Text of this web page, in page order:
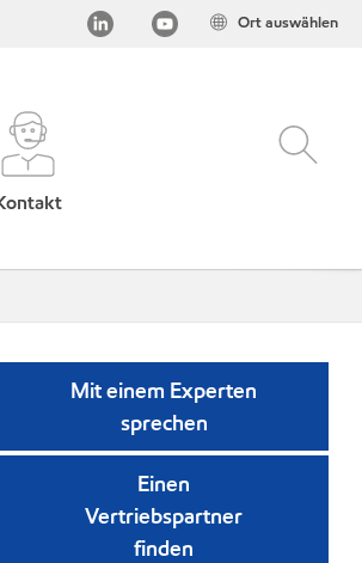
Ort auswählen
Mit einem Experten
sprechen
Einen
Vertriebspartner
finden